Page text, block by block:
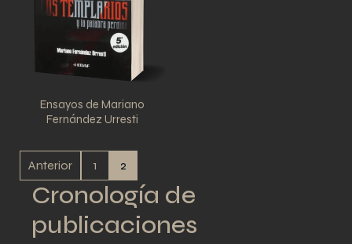
Ensayos de Mariano
Fernández Urresti
Anterior 1 2
Cronología de
publicaciones